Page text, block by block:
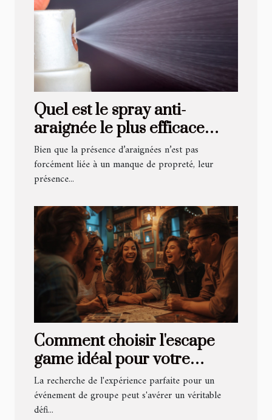
Quel est le spray anti-
araignée le plus efficace
pour sa maison ?
Bien que la présence d’araignées n’est pas
forcément liée à un manque de propreté, leur
présence...
Comment choisir l'escape
game idéal pour votre
prochain événement de
groupe
La recherche de l'expérience parfaite pour un
événement de groupe peut s'avérer un véritable
défi...